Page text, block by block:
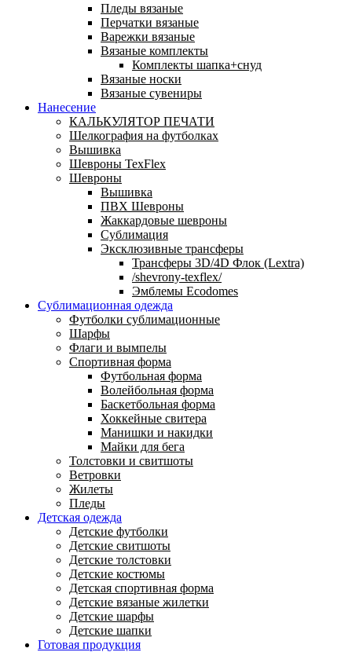
Пледы вязаные
Перчатки вязаные
Варежки вязаные
Вязаные комплекты
Комплекты шапка+снуд
Вязаные носки
Вязаные сувениры
Нанесение
КАЛЬКУЛЯТОР ПЕЧАТИ
Шелкография на футболках
Вышивка
Шевроны TexFlex
Шевроны
Вышивка
ПВХ Шевроны
Жаккардовые шевроны
Сублимация
Эксклюзивные трансферы
Трансферы 3D/4D Флок (Lextra)
/shevrony-texflex/
Эмблемы Ecodomes
Сублимационная одежда
Футболки сублимационные
Шарфы
Флаги и вымпелы
Спортивная форма
Футбольная форма
Волейбольная форма
Баскетбольная форма
Хоккейные свитера
Манишки и накидки
Майки для бега
Толстовки и свитшоты
Ветровки
Жилеты
Пледы
Детская одежда
Детские футболки
Детские свитшоты
Детские толстовки
Детские костюмы
Детская спортивная форма
Детские вязаные жилетки
Детские шарфы
Детские шапки
Готовая продукция